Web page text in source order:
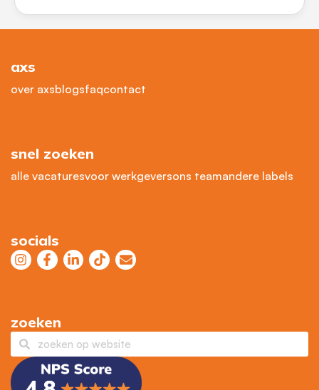
axs
over axsblogsfaqcontact
snel zoeken
alle vacaturesvoor werkgeversons teamandere labels
socials
zoeken